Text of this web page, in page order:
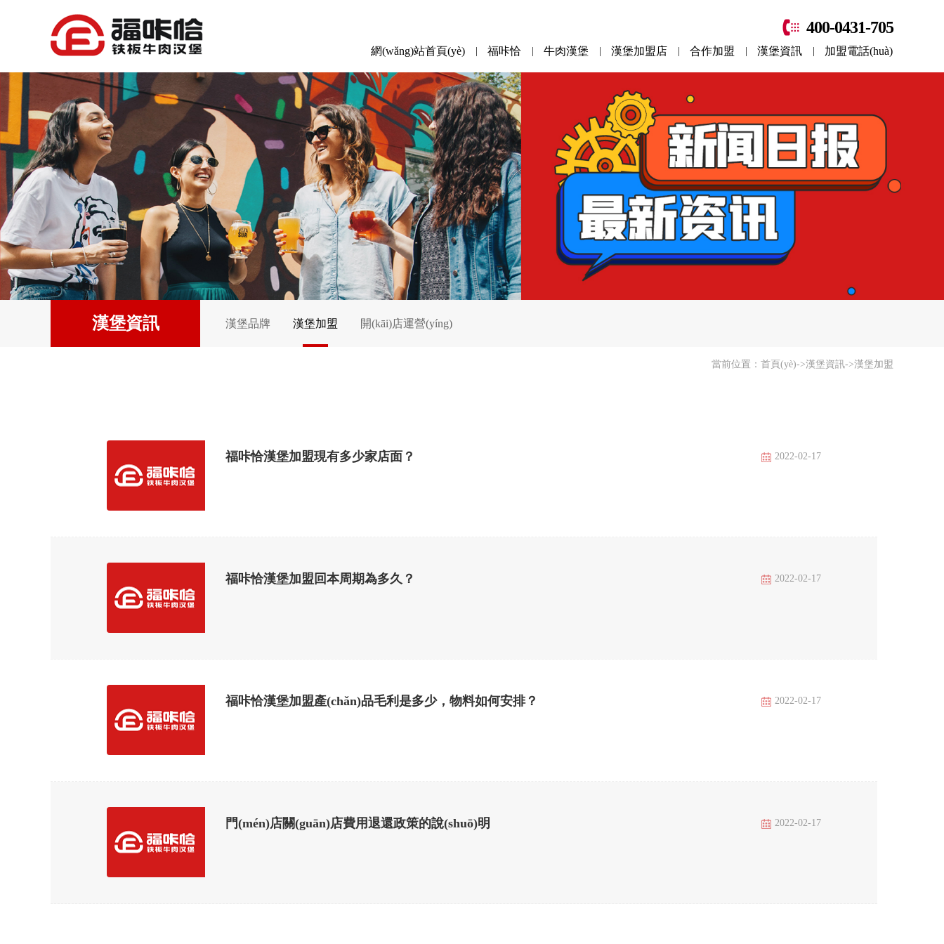
400-0431-705
網(wǎng)站首頁(yè) 福咔恰 牛肉漢堡 漢堡加盟店 合作加盟 漢堡資訊 加盟電話(huà)
漢堡資訊 漢堡品牌 漢堡加盟 開(kāi)店運營(yíng)
當前位置： 首頁(yè)->漢堡資訊->漢堡加盟
福咔恰漢堡加盟現有多少家店面？ 2022-02-17
福咔恰漢堡加盟回本周期為多久？ 2022-02-17
福咔恰漢堡加盟產(chǎn)品毛利是多少，物料如何安排？ 2022-02-17
門(mén)店關(guān)店費用退還政策的說(shuō)明 2022-02-17